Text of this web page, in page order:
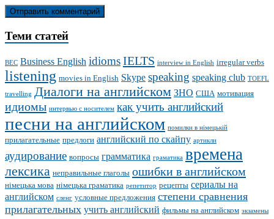
Теми статей
BEC Business English idiomsIELTS interview in English irregular verbs
listening movies in English Skype speaking speaking club TOEFL
travelling Диалоги на английском ЗНО США мотивация
идиомы интервью с носителем как учить английский
песни на английском помилки в німецькій
прилагательные предлоги английский по скайпу артикли
аудирование вопросы грамматика граматика времена
лексика неправильные глаголы ошибки в английском
німецька мова німецька граматика репетитор рецепты сериалы на
английском сленг условные предложения степени сравнения
прилагательных учить английский фильмы на английском экзамены